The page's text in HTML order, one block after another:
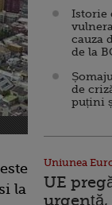
la
Istorie
cauza
de la
de
puțini
Uniunea
UE